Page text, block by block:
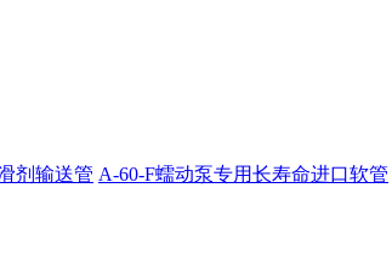
剂输送管 A-60-F蠕动泵专用长寿命进口软管